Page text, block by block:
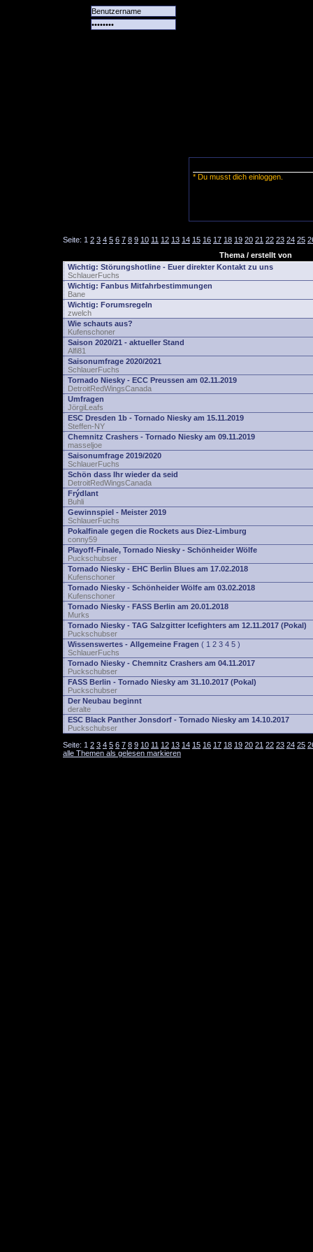
* Du musst dich einloggen.
Seite: 1 2 3 4 5 6 7 8 9 10 11 12 13 14 15 16 17 18 19 20 21 22 23 24 25
Thema / erstellt von
Wichtig: Störungshotline - Euer direkter Kontakt zu uns
SchlauerFuchs
Wichtig: Fanbus Mitfahrbestimmungen
Bane
Wichtig: Forumsregeln
zwelch
Wie schauts aus?
Kufenschoner
Saison 2020/21 - aktueller Stand
Alfi81
Saisonumfrage 2020/2021
SchlauerFuchs
Tornado Niesky - ECC Preussen am 02.11.2019
DetroitRedWingsCanada
Umfragen
JörgiLeafs
ESC Dresden 1b - Tornado Niesky am 15.11.2019
Steffen-NY
Chemnitz Crashers - Tornado Niesky am 09.11.2019
masseljoe
Saisonumfrage 2019/2020
SchlauerFuchs
Schön dass Ihr wieder da seid
DetroitRedWingsCanada
Frýdlant
Buhli
Gewinnspiel - Meister 2019
SchlauerFuchs
Pokalfinale gegen die Rockets aus Diez-Limburg
conny59
Playoff-Finale, Tornado Niesky - Schönheider Wölfe
Puckschubser
Tornado Niesky - EHC Berlin Blues am 17.02.2018
Kufenschoner
Tornado Niesky - Schönheider Wölfe am 03.02.2018
Kufenschoner
Tornado Niesky - FASS Berlin am 20.01.2018
Murks
Tornado Niesky - TAG Salzgitter Icefighters am 12.11.2017 (Pokal)
Puckschubser
Wissenswertes - Allgemeine Fragen ( 1 2 3 4 5 )
SchlauerFuchs
Tornado Niesky - Chemnitz Crashers am 04.11.2017
Puckschubser
FASS Berlin - Tornado Niesky am 31.10.2017 (Pokal)
Puckschubser
Der Neubau beginnt
deralte
ESC Black Panther Jonsdorf - Tornado Niesky am 14.10.2017
Puckschubser
Seite: 1 2 3 4 5 6 7 8 9 10 11 12 13 14 15 16 17 18 19 20 21 22 23 24 25
alle Themen als gelesen markieren